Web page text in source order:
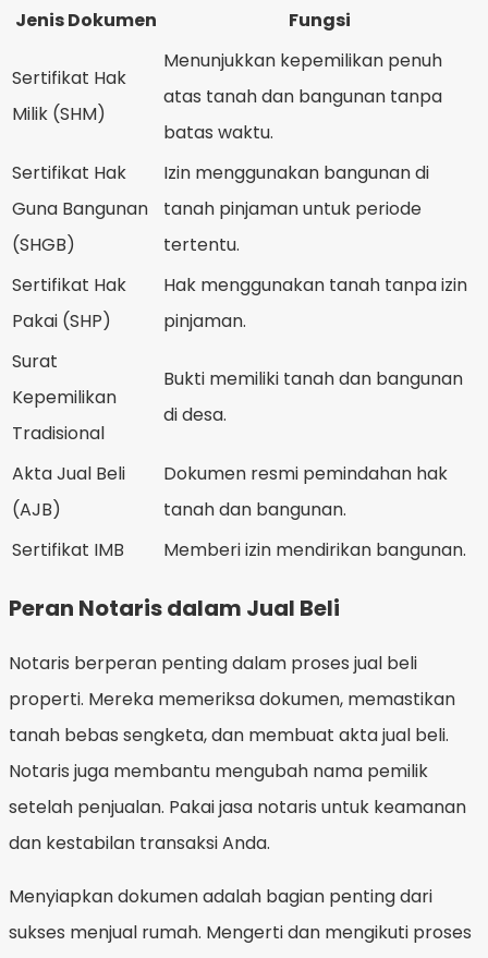
Jenis Dokumen Fungsi
Sertifikat Hak
Milik (SHM)
Menunjukkan kepemilikan penuh
atas tanah dan bangunan tanpa
batas waktu.
Sertifikat Hak
Guna Bangunan
(SHGB)
Izin menggunakan bangunan di
tanah pinjaman untuk periode
tertentu.
Sertifikat Hak
Pakai (SHP)
Hak menggunakan tanah tanpa izin
pinjaman.
Surat
Kepemilikan
Tradisional
Bukti memiliki tanah dan bangunan
di desa.
Akta Jual Beli
(AJB)
Dokumen resmi pemindahan hak
tanah dan bangunan.
Sertifikat IMB
Memberi izin mendirikan bangunan.
Peran Notaris dalam Jual Beli
Notaris berperan penting dalam proses jual beli
properti. Mereka memeriksa dokumen, memastikan
tanah bebas sengketa, dan membuat akta jual beli.
Notaris juga membantu mengubah nama pemilik
setelah penjualan. Pakai jasa notaris untuk keamanan
dan kestabilan transaksi Anda.
Menyiapkan dokumen adalah bagian penting dari
sukses menjual rumah. Mengerti dan mengikuti proses